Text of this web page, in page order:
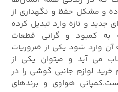
و مشکل حفظ و نگهداری از
جدید و تازه وارد تبدیل کرده
به کمبود و گرانی قطعات
آن وارد شود یکی از ضروریات
می آید و میتوان یکی از
لوازم جانبی گوشی را در
هواوی و برندهای